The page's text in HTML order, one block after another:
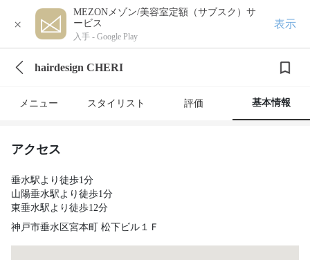
×
MEZONメゾン/美容室定額（サブスク）サ
ービス
入手 - Google Play
表示
hairdesign CHERI
メニュー スタイリスト 評価 基本情報
アクセス
垂水駅より徒歩1分
山陽垂水駅より徒歩1分
東垂水駅より徒歩12分
神戸市垂水区宮本町 松下ビル１Ｆ